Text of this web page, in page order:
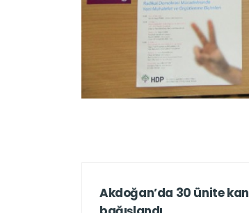
Akdoğan’da 30 ünite kan